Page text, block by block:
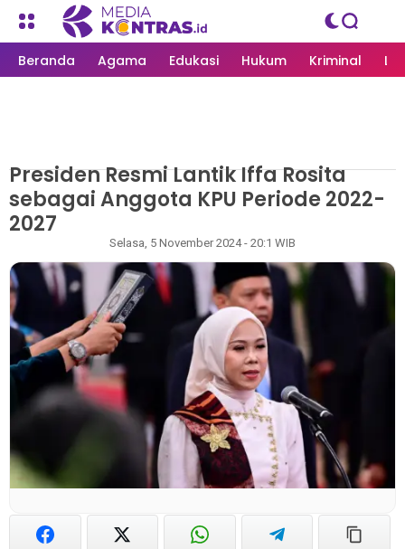
Beranda Agama Edukasi Hukum Kriminal
MEDIAKONTRAS.ID/NASIONAL
Presiden Resmi Lantik Iffa Rosita
sebagai Anggota KPU Periode 2022-
2027
Selasa, 5 November 2024 - 20:1 WIB